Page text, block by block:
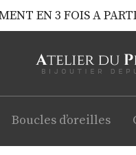
Boucles d’oreilles
EN 3 FOIS A